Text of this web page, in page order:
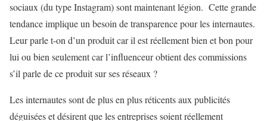
sociaux (du type Instagram) sont maintenant légion. Cette grande
tendance implique un besoin de transparence pour les internautes.
Leur parle t-on d’un produit car il est réellement bien et bon pour
lui ou bien seulement car l’influenceur obtient des commissions
s’il parle de ce produit sur ses réseaux ?
Les internautes sont de plus en plus réticents aux publicités
déguisées et désirent que les entreprises soient réellement